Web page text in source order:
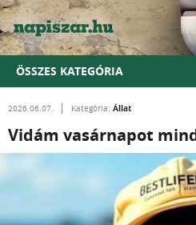
ÖSSZES KATEGÓRIA
2026.06.07. Kategória: Állat
Vidám vasárnapot